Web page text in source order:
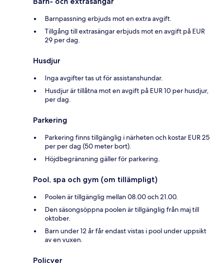
Barnpassning erbjuds mot en extra avgift.
Tillgång till extrasängar erbjuds mot en avgift på EUR
29 per dag.
Husdjur
Inga avgifter tas ut för assistanshundar.
Husdjur är tillåtna mot en avgift på EUR 10 per husdjur,
per dag.
Parkering
Parkering finns tillgänglig i närheten och kostar EUR 25
per per dag (50 meter bort).
Höjdbegränsning gäller för parkering.
Pool, spa och gym (om tillämpligt)
Poolen är tillgänglig mellan 08.00 och 21.00.
Den säsongsöppna poolen är tillgänglig från maj till
oktober.
Barn under 12 år får endast vistas i pool under uppsikt
av en vuxen.
Policyer